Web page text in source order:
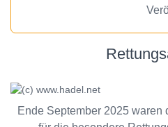
Ende September 2025 waren